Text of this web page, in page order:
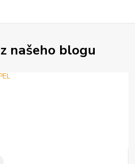
našeho blogu